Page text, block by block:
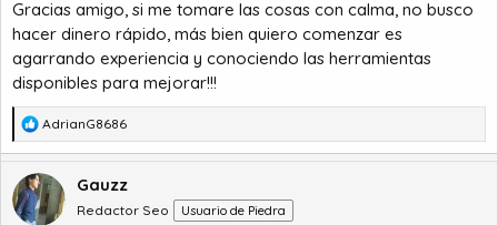
Gracias amigo, si me tomare las cosas con calma, no busco
hacer dinero rápido, más bien quiero comenzar es
agarrando experiencia y conociendo las herramientas
disponibles para mejorar!!!
R
e
c
c
AdrianG8686
Gauzz
Redactor Seo Usuario de Piedra